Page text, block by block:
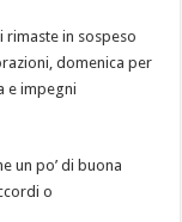
rimaste in sospeso
domenica per
e impegni
un po’ di buona
o